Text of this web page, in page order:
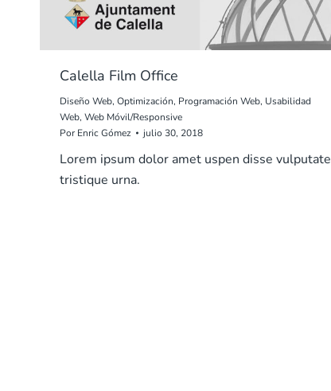
Calella Film Office
Diseño Web, Optimización, Programación Web, Usabilidad
Web, Web Móvil/Responsive
PorEnric Gómez julio 30, 2018
Lorem ipsum dolor amet uspen disse vulputate
tristique urna.